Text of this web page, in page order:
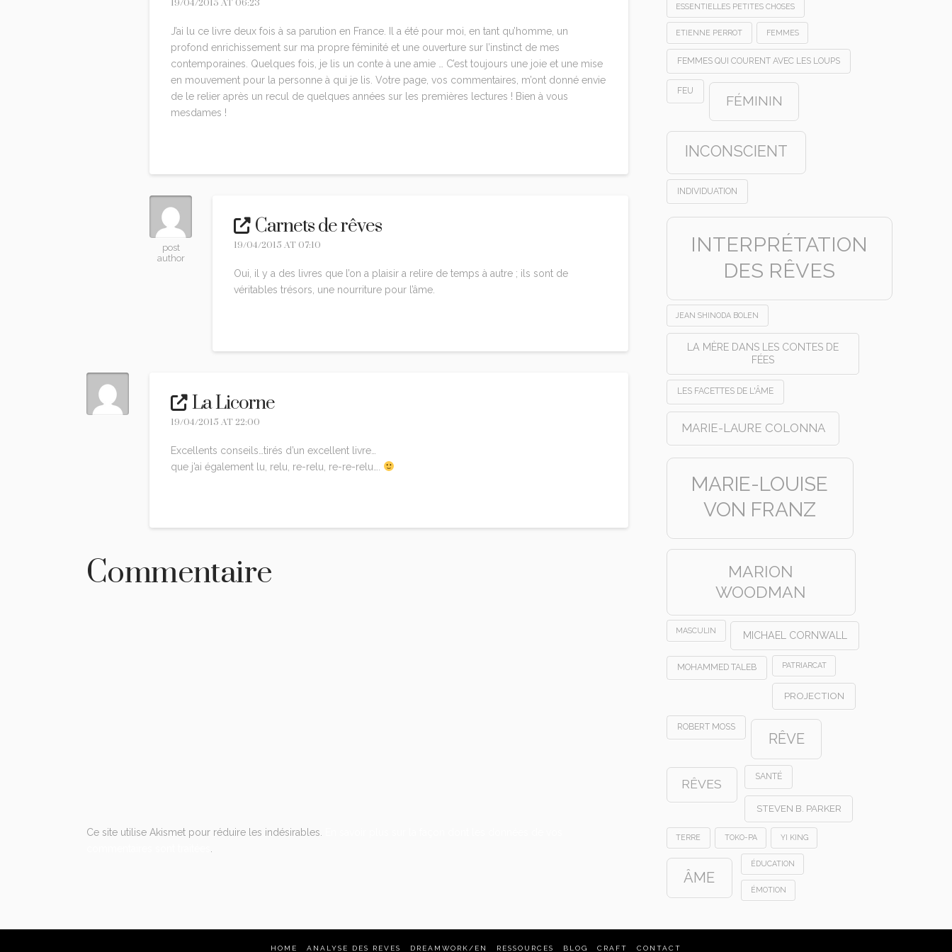
19/04/2015 AT 06:23
J’ai lu ce livre deux fois à sa parution en France. Il a été pour moi, en tant qu’homme, un
profond enrichissement sur ma propre féminité et une ouverture sur l’instinct de mes
contemporaines. Quelques fois, je lis un conte à une amie … C’est toujours une joie et une mise
en mouvement pour la personne à qui je lis. Votre page, vos commentaires, m’ont donné envie
de le relier après un recul de quelques années sur les premières lectures ! Bien à vous
mesdames !
post
author
Carnets de rêves
19/04/2015 AT 07:10
Oui, il y a des livres que l’on a plaisir a relire de temps à autre ; ils sont de
véritables trésors, une nourriture pour l’âme.
La Licorne
19/04/2015 AT 22:00
Excellents conseils…tirés d’un excellent livre…
que j’ai également lu, relu, re-relu, re-re-relu….
Commentaire
Ce site utilise Akismet pour réduire les indésirables.
ESSENTIELLES PETITES CHOSES
ETIENNE PERROT FEMMES
FEMMES QUI COURENT AVEC LES LOUPS
FEU
FÉMININ
INCONSCIENT
INDIVIDUATION
INTERPRÉTATION
DES RÊVES
JEAN SHINODA BOLEN
LA MÈRE DANS LES CONTES DE
FÉES
LES FACETTES DE L'ÂME
MARIE-LAURE COLONNA
MARIE-LOUISE
VON FRANZ
MARION
WOODMAN
MASCULIN MICHAEL CORNWALL
MOHAMMED TALEB PATRIARCAT
PROJECTION
ROBERT MOSS
RÊVE
RÊVES
SANTÉ
STEVEN B. PARKER
TERRE TOKO-PA YI KING
ÂME
ÉDUCATION
ÉMOTION
HOME ANALYSE DES REVES DREAMWORK/EN RESSOURCES BLOG CRAFT CONTACT